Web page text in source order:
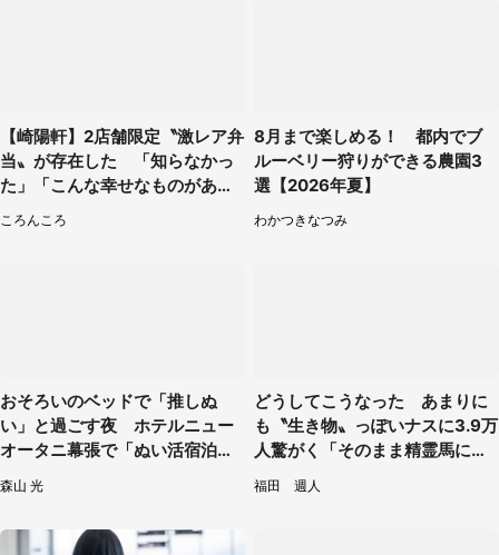
【崎陽軒】2店舗限定〝激レア弁
当〟が存在した 「知らなかっ
た」「こんな幸せなものがあっ
ころんころ
8月まで楽しめる！ 都内でブ
ルーベリー狩りができる農園3
選【2026年夏】
わかつきなつみ
おそろいのベッドで「推しぬ
い」と過ごす夜 ホテルニュー
オータニ幕張で「ぬい活宿泊プ
ラン」開始【8／8～3／31】
森山 光
どうしてこうなった あまりに
も〝生き物〟っぽいナスに3.9万
人驚がく「そのまま精霊馬に使
えそう」
福田 週人